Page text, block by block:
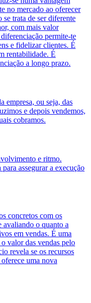
no mercado ao oferecer
trata de ser diferente
com mais valor
permite-te
e fidelizar clientes. É
rentabilidade. É
a longo prazo.
empresa, ou seja, das
e depois vendemos,
cobramos.
e ritmo.
assegurar a execução
concretos com os
avaliando o quanto a
em vendas. É uma
valor das vendas pelo
revela se os recursos
uma nova